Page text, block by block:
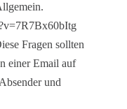
Fragen sollten
einer Email auf
und